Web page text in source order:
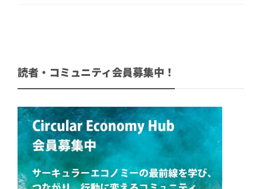
読者・コミュニティ会員募集中！